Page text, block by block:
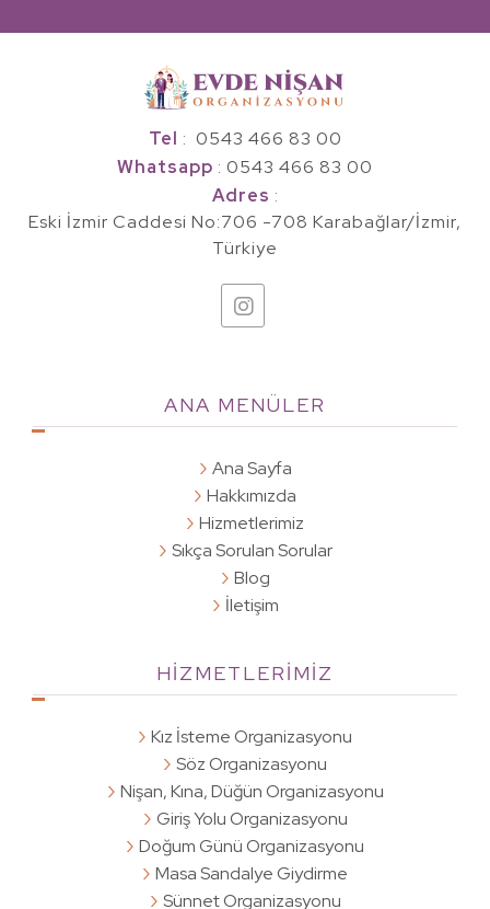
Tel : 0543 466 83 00
Whatsapp : 0543 466 83 00
Adres :
Eski İzmir Caddesi No:706 -708 Karabağlar/İzmir,
Türkiye
ANA MENÜLER
Ana Sayfa
Hakkımızda
Hizmetlerimiz
Sıkça Sorulan Sorular
Blog
İletişim
HİZMETLERİMİZ
Kız İsteme Organizasyonu
Söz Organizasyonu
Nişan, Kına, Düğün Organizasyonu
Giriş Yolu Organizasyonu
Doğum Günü Organizasyonu
Masa Sandalye Giydirme
Sünnet Organizasyonu